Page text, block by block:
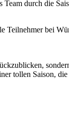
durch die
bei
tollen Saison,